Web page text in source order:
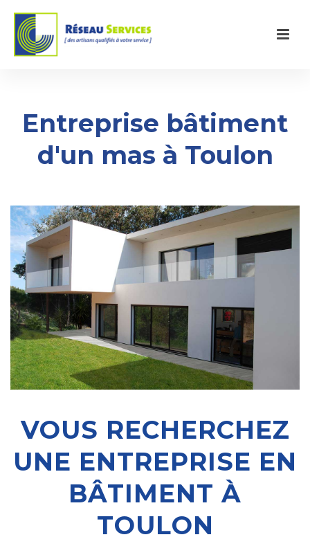
Entreprise bâtiment
d'un mas à Toulon
VOUS RECHERCHEZ
UNE ENTREPRISE EN
BÂTIMENT À
TOULON